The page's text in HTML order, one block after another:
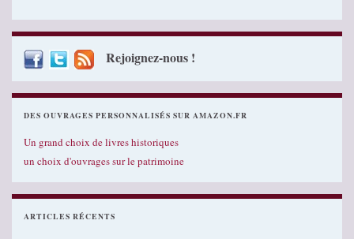
Rejoignez-nous !
DES OUVRAGES PERSONNALISÉS SUR AMAZON.FR
Un grand choix de livres historiques
un choix d'ouvrages sur le patrimoine
ARTICLES RÉCENTS